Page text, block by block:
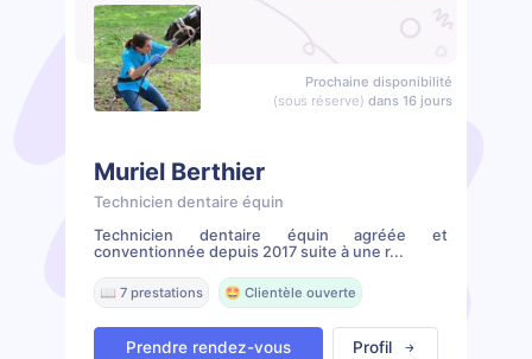
Prochaine disponibilité
(sous réserve) dans 16 jours
Muriel Berthier
Technicien dentaire équin
Technicien dentaire équin agréée et
conventionnée depuis 2017 suite à une r...
📖 7 prestations 🤩 Clientèle ouverte
Prendre rendez-vous Profil